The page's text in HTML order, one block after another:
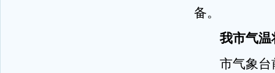
备。
我市气温
市气象台